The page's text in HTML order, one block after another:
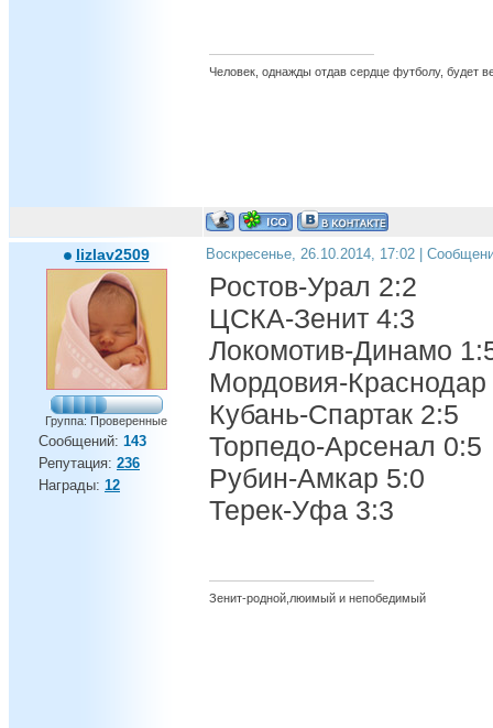
Человек, однажды отдав сердце футболу, будет
lizlav2509
Группа: Проверенные
Сообщений: 143
Репутация: 236
Награды: 12
Воскресенье, 26.10.2014, 17:02 |
Ростов-Урал 2:2
ЦСКА-Зенит 4:3
Локомотив-Динамо
Мордовия-Краснодар
Кубань-Спартак 2:5
Торпедо-Арсенал 0:5
Рубин-Амкар 5:0
Терек-Уфа 3:3
Зенит-родной,люимый и непобедимый